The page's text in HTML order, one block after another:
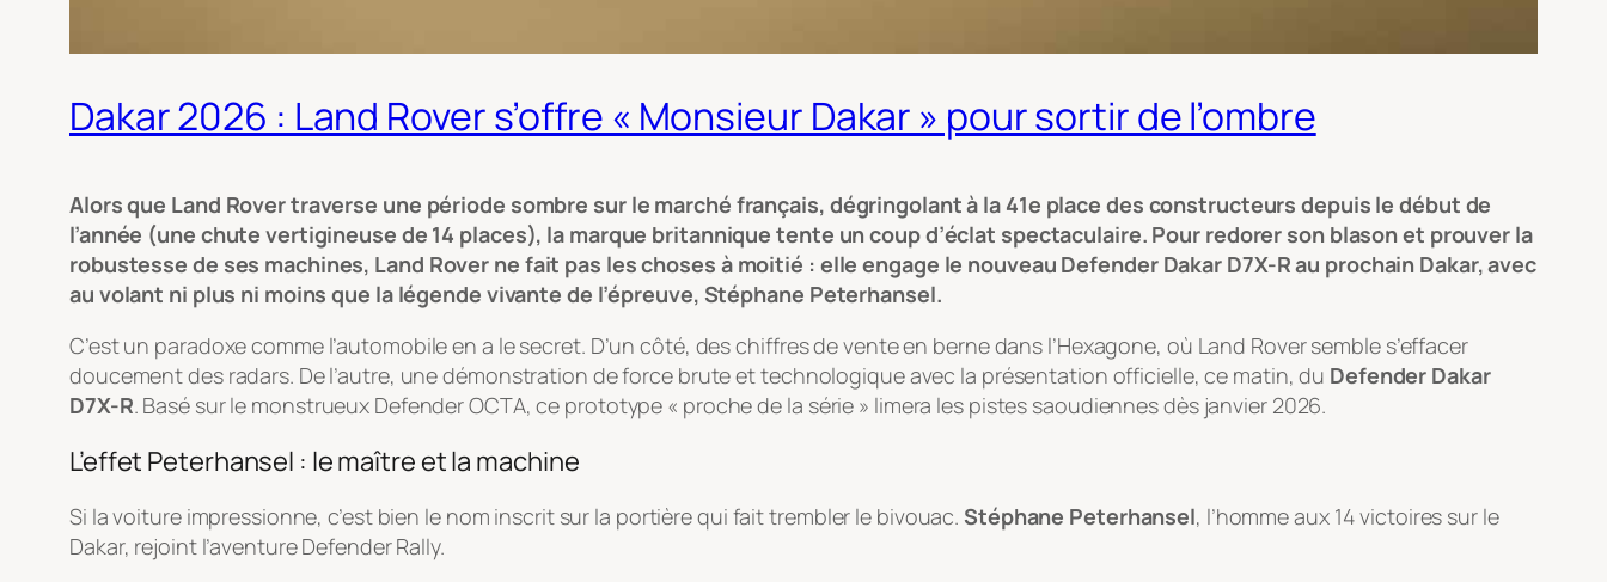
Dakar 2026 : Land Rover s’offre « Monsieur Dakar » pour sortir de l’ombre
Alors que Land Rover traverse une période sombre sur le marché français, dégringolant à la 41e place des constructeurs depuis le début de
l’année (une chute vertigineuse de 14 places), la marque britannique tente un coup d’éclat spectaculaire. Pour redorer son blason et prouver la
robustesse de ses machines, Land Rover ne fait pas les choses à moitié : elle engage le nouveau Defender Dakar D7X-R au prochain Dakar, avec
au volant ni plus ni moins que la légende vivante de l’épreuve, Stéphane Peterhansel.
C’est un paradoxe comme l’automobile en a le secret. D’un côté, des chiffres de vente en berne dans l’Hexagone, où Land Rover semble s’effacer
doucement des radars. De l’autre, une démonstration de force brute et technologique avec la présentation officielle, ce matin, du Defender Dakar
D7X-R. Basé sur le monstrueux Defender OCTA, ce prototype « proche de la série » limera les pistes saoudiennes dès janvier 2026.
L’effet Peterhansel : le maître et la machine
Si la voiture impressionne, c’est bien le nom inscrit sur la portière qui fait trembler le bivouac. Stéphane Peterhansel, l’homme aux 14 victoires sur le
Dakar, rejoint l’aventure Defender Rally.